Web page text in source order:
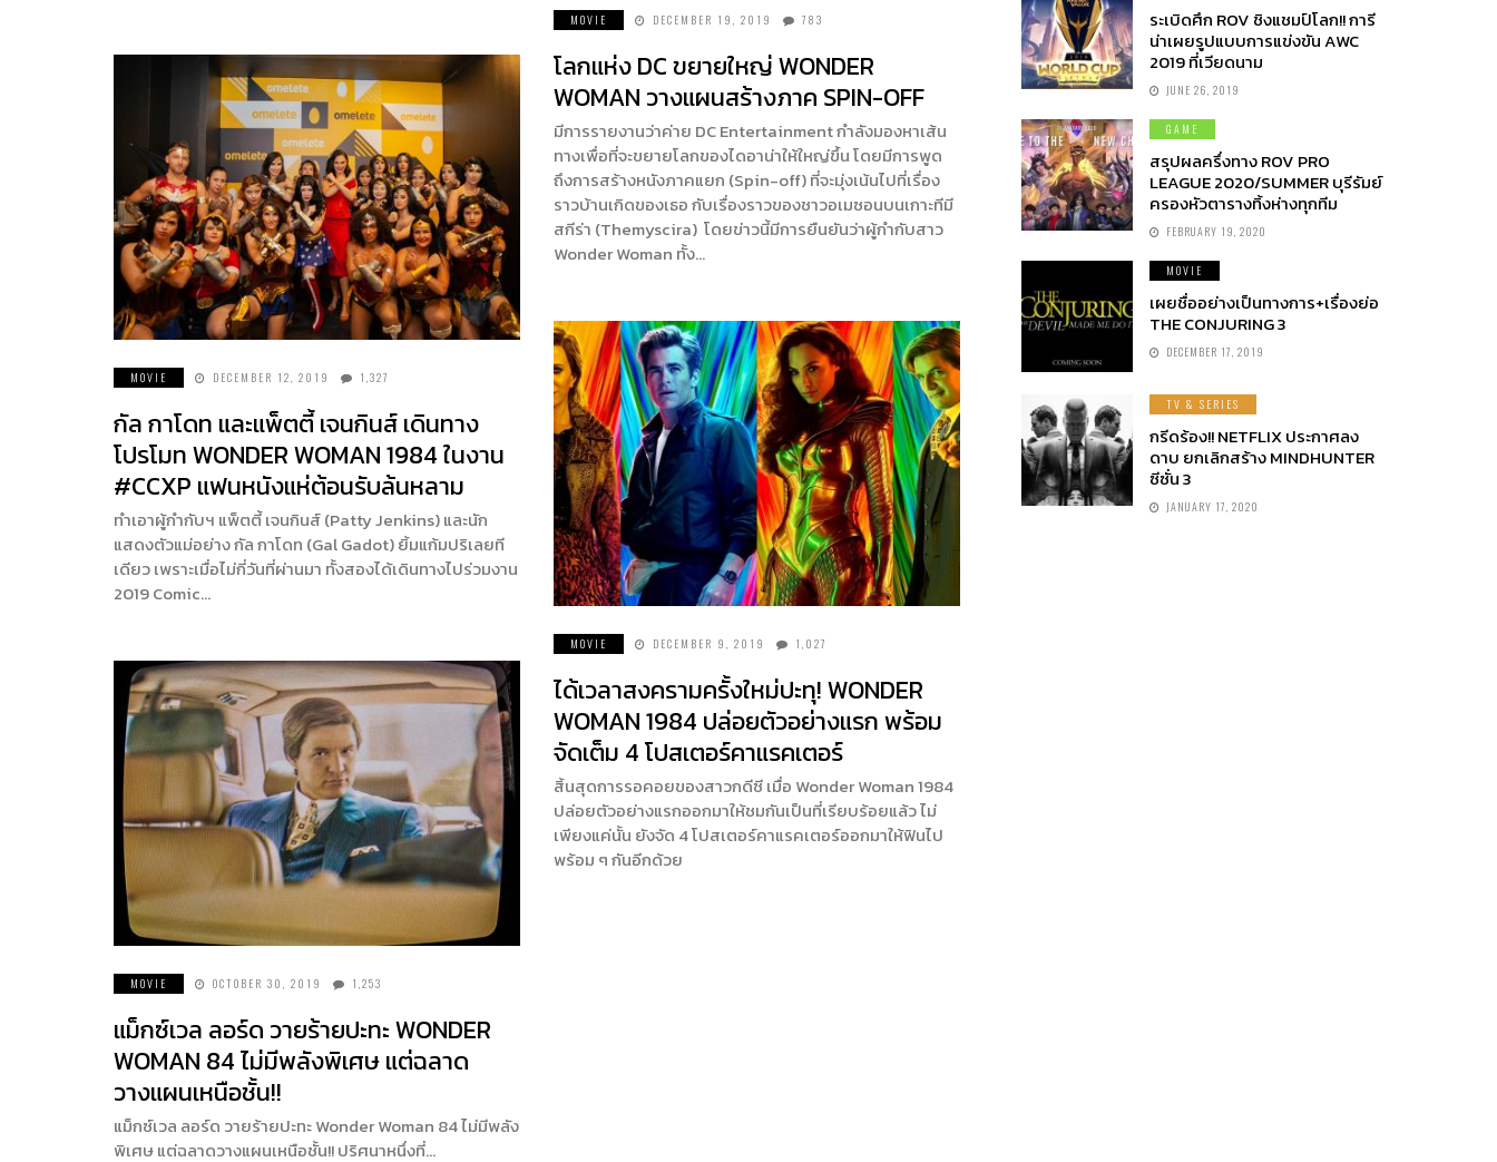
MOVIE DECEMBER 19, 2019 783
โลกแห่ง DC ขยายใหญ่ WONDER
WOMAN วางแผนสร้างภาค SPIN-OFF
มีการรายงานว่าค่าย DC Entertainment กำลังมองหาเส้น
ทางเพื่อที่จะขยายโลกของไดอาน่าให้ใหญ่ขึ้น โดยมีการพูด
ถึงการสร้างหนังภาคแยก (Spin-off) ที่จะมุ่งเน้นไปที่เรื่อง
ราวบ้านเกิดของเธอ กับเรื่องราวของชาวอเมซอนบนเกาะทีมี
สกีร่า (Themyscira) โดยข่าวนี้มีการยืนยันว่าผู้กำกับสาว
Wonder Woman ทั้ง…
MOVIE DECEMBER 12, 2019 1,327
กัล กาโดท และแพ็ตตี้ เจนกินส์ เดินทาง
โปรโมท WONDER WOMAN 1984 ในงาน
#CCXP แฟนหนังแห่ต้อนรับล้นหลาม
ทำเอาผู้กำกับฯ แพ็ตตี้ เจนกินส์ (Patty Jenkins) และนัก
แสดงตัวแม่อย่าง กัล กาโดท (Gal Gadot) ยิ้มแก้มปริเลยที
เดียว เพราะเมื่อไม่กี่วันที่ผ่านมา ทั้งสองได้เดินทางไปร่วมงาน
2019 Comic…
MOVIE DECEMBER 9, 2019 1,027
ได้เวลาสงครามครั้งใหม่ปะทุ! WONDER
WOMAN 1984 ปล่อยตัวอย่างแรก พร้อม
จัดเต็ม 4 โปสเตอร์คาแรคเตอร์
สิ้นสุดการรอคอยของสาวกดีซี เมื่อ Wonder Woman 1984
ปล่อยตัวอย่างแรกออกมาให้ชมกันเป็นที่เรียบร้อยแล้ว ไม่
เพียงแค่นั้น ยังจัด 4 โปสเตอร์คาแรคเตอร์ออกมาให้ฟินไป
พร้อม ๆ กันอีกด้วย
MOVIE OCTOBER 30, 2019 1,253
แม็กซ์เวล ลอร์ด วายร้ายปะทะ WONDER
WOMAN 84 ไม่มีพลังพิเศษ แต่ฉลาด
วางแผนเหนือชั้น!!
แม็กซ์เวล ลอร์ด วายร้ายปะทะ Wonder Woman 84 ไม่มีพลัง
พิเศษ แต่ฉลาดวางแผนเหนือชั้น!! ปริศนาหนึ่งที่…
ระเบิดศึก ROV ชิงแชมป์โลก!! การี
น่าเผยรูปแบบการแข่งขัน AWC
2019 ที่เวียดนาม
JUNE 26, 2019
GAME
สรุปผลครึ่งทาง ROV PRO
LEAGUE 2020/SUMMER บุรีรัมย์
ครองหัวตารางทิ้งห่างทุกทีม
FEBRUARY 19, 2020
MOVIE
เผยชื่ออย่างเป็นทางการ+เรื่องย่อ
THE CONJURING 3
DECEMBER 17, 2019
TV & SERIES
กรีดร้อง!! NETFLIX ประกาศลง
ดาบ ยกเลิกสร้าง MINDHUNTER
ซีซั่น 3
JANUARY 17, 2020